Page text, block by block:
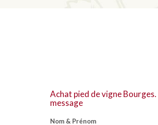
Achat pied de vigne Bourges.
message
Nom & Prénom